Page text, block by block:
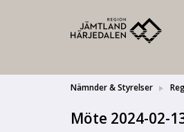
Nämnder & Styrelser
Möte 2024-02-